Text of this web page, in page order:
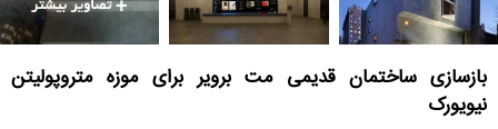
بازسازی ساختمان قدیمی مت برویر برای موزه متروپولیتن
نیویورک